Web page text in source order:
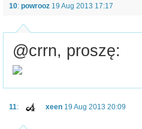
10: powrooz 19 Aug 2013 17:17
@crrn, proszę:
11: xeen 19 Aug 2013 20:09